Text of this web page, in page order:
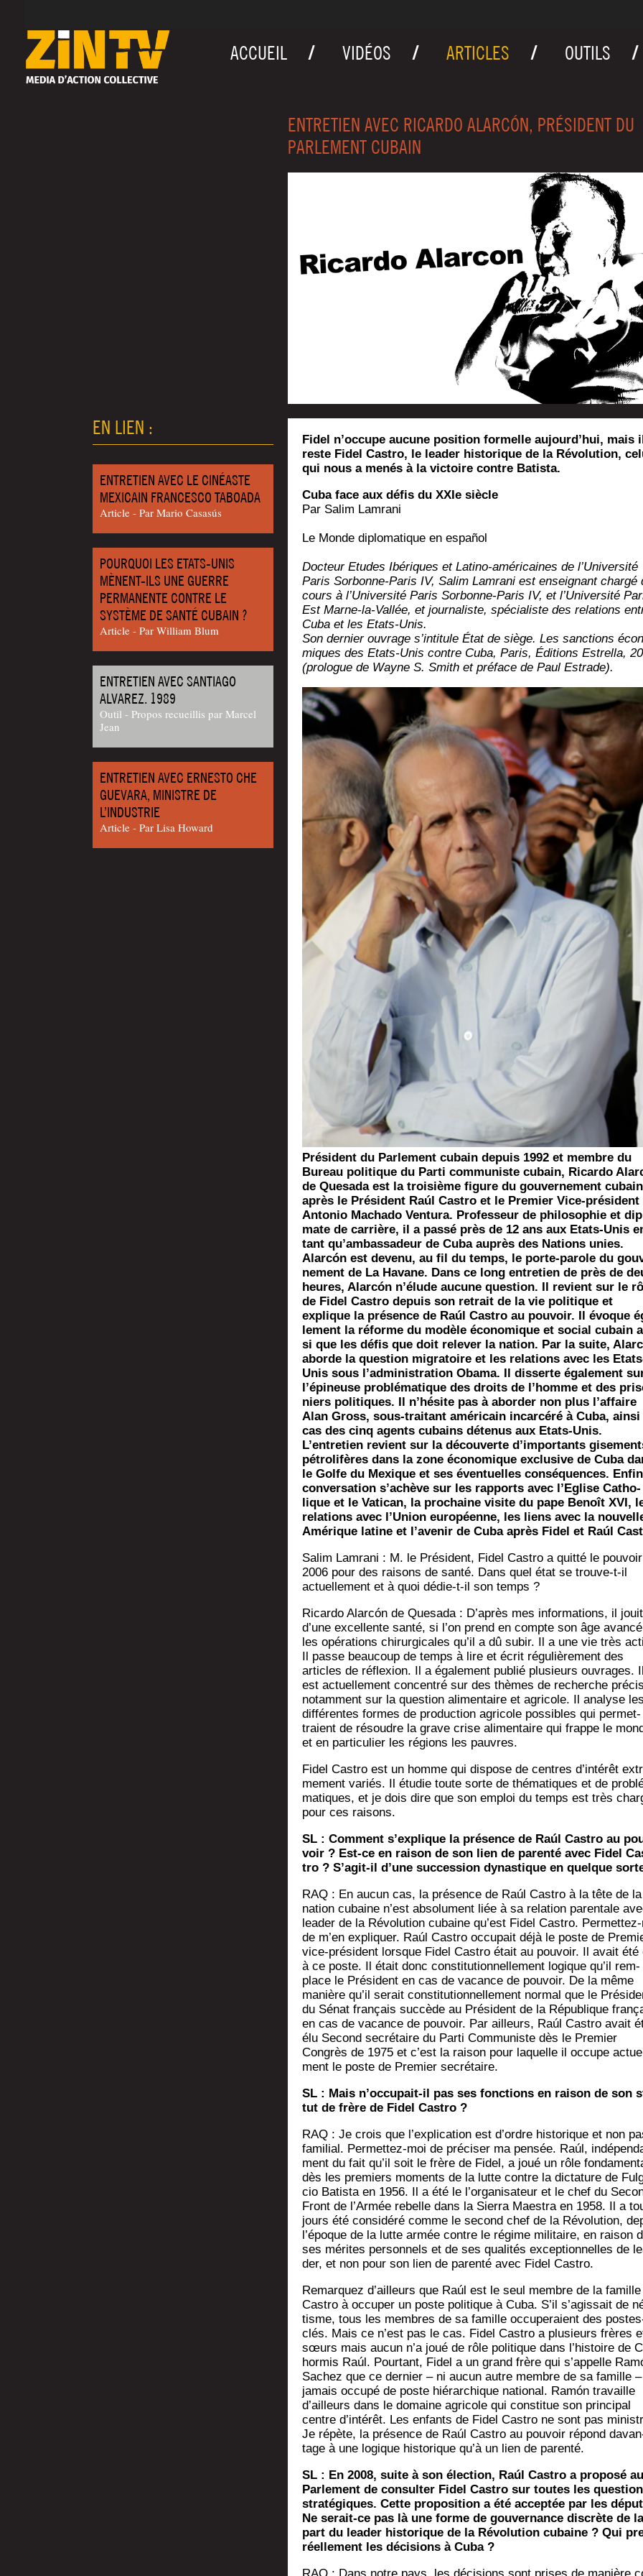
ACCUEIL VIDÉOS ARTICLES OUTILS
ENTRETIEN AVEC RICARDO ALARCÓN, PRÉSIDENT DU
PARLEMENT CUBAIN
EN LIEN :
ENTRETIEN AVEC LE CINÉASTE
MEXICAIN FRANCESCO TABOADA
Article - Par Mario Casasús
POURQUOI LES ETATS-UNIS
MÈNENT-ILS UNE GUERRE
PERMANENTE CONTRE LE
SYSTÈME DE SANTÉ CUBAIN ?
Article - Par William Blum
ENTRETIEN AVEC SANTIAGO
ALVAREZ. 1989
Outil - Propos recueillis par Marcel
Jean
ENTRETIEN AVEC ERNESTO CHE
GUEVARA, MINISTRE DE
L’INDUSTRIE
Article - Par Lisa Howard
Fidel n’occupe aucune position formelle aujourd’hui, mais
reste Fidel Castro, le leader historique de la Révolution,
qui nous a menés à la victoire contre Batista.
Cuba face aux défis du XXIe siècle
Par Salim Lamrani
Le Monde diplo­ma­tique en español
Doc­teur Etudes Ibé­riques et Lati­no-amé­ri­caines de l’Université
Paris Sor­bonne-Paris IV, Salim Lam­ra­ni est ensei­gnant char­gé
cours à l’Université Paris Sor­bonne-Paris IV, et l’Université
Est Marne-la-Val­lée, et jour­na­liste, spé­cia­liste des rela­tions
Cuba et les Etats-Unis.
Son der­nier ouvrage s’intitule État de siège. Les sanc­tions
miques des Etats-Unis contre Cuba, Paris, Édi­tions Estrel­la,
(pro­logue de Wayne S. Smith et pré­face de Paul Estrade).
Pré­sident du Par­le­ment cubain depuis 1992 et membre du
Bureau poli­tique du Par­ti com­mu­niste cubain, Ricar­do
de Que­sa­da est la troi­sième figure du gou­ver­ne­ment
après le Pré­sident Raúl Cas­tro et le Pre­mier Vice-pré­sident
Anto­nio Macha­do Ven­tu­ra. Pro­fes­seur de phi­lo­so­phie et
mate de car­rière, il a pas­sé près de 12 ans aux Etats-Unis
tant qu’ambassadeur de Cuba auprès des Nations unies.
Alarcón est deve­nu, au fil du temps, le porte-parole du
ne­ment de La Havane. Dans ce long entre­tien de près de
heures, Alarcón n’élude aucune ques­tion. Il revient sur le
de Fidel Cas­tro depuis son retrait de la vie poli­tique et
explique la pré­sence de Raúl Cas­tro au pou­voir. Il évoque
le­ment la réforme du modèle éco­no­mique et social cubain
si que les défis que doit rele­ver la nation. Par la suite,
aborde la ques­tion migra­toire et les rela­tions avec les
Unis sous l’administration Oba­ma. Il dis­serte éga­le­ment
l’épineuse pro­blé­ma­tique des droits de l’homme et des
niers poli­tiques. Il n’hésite pas à abor­der non plus l’affaire
Alan Gross, sous-trai­tant amé­ri­cain incar­cé­ré à Cuba, ain­si
cas des cinq agents cubains déte­nus aux Etats-Unis.
L’entretien revient sur la décou­verte d’importants
pétro­li­fères dans la zone éco­no­mique exclu­sive de Cuba
le Golfe du Mexique et ses éven­tuelles consé­quences.
conver­sa­tion s’achève sur les rap­ports avec l’Eglise Catho­
lique et le Vati­can, la pro­chaine visite du pape Benoît XVI,
rela­tions avec l’Union euro­péenne, les liens avec la
Amé­rique latine et l’avenir de Cuba après Fidel et Raúl
Salim Lam­ra­ni : M. le Pré­sident, Fidel Cas­tro a quit­té le
2006 pour des rai­sons de san­té. Dans quel état se trouve-t-il
actuel­le­ment et à quoi dédie-t-il son temps ?
Ricar­do Alarcón de Que­sa­da : D’après mes infor­ma­tions, il jouit
d’une excel­lente san­té, si l’on prend en compte son âge
les opé­ra­tions chi­rur­gi­cales qu’il a dû subir. Il a une vie très
Il passe beau­coup de temps à lire et écrit régu­liè­re­ment des
articles de réflexion. Il a éga­le­ment publié plu­sieurs ouvrages.
est actuel­le­ment concen­tré sur des thèmes de recherche
notam­ment sur la ques­tion ali­men­taire et agri­cole. Il ana­lyse
dif­fé­rentes formes de pro­duc­tion agri­cole pos­sibles qui per­met­
traient de résoudre la grave crise ali­men­taire qui frappe le
et en par­ti­cu­lier les régions les pauvres.
Fidel Cas­tro est un homme qui dis­pose de centres d’intérêt
me­ment variés. Il étu­die toute sorte de thé­ma­tiques et de
ma­tiques, et je dois dire que son emploi du temps est très
pour ces raisons.
SL : Com­ment s’explique la pré­sence de Raúl Cas­tro au
voir ? Est-ce en rai­son de son lien de paren­té avec Fidel
tro ? S’agit-il d’une suc­ces­sion dynas­tique en quelque
RAQ : En aucun cas, la pré­sence de Raúl Cas­tro à la tête de la
nation cubaine n’est abso­lu­ment liée à sa rela­tion paren­tale
lea­der de la Révo­lu­tion cubaine qu’est Fidel Cas­tro.
de m’en expli­quer. Raúl Cas­tro occu­pait déjà le poste de
vice-pré­sident lorsque Fidel Cas­tro était au pou­voir. Il avait été
à ce poste. Il était donc consti­tu­tion­nel­le­ment logique qu’il rem­
place le Pré­sident en cas de vacance de pou­voir. De la même
manière qu’il serait consti­tu­tion­nel­le­ment nor­mal que le
du Sénat fran­çais suc­cède au Pré­sident de la Répu­blique
en cas de vacance de pou­voir. Par ailleurs, Raúl Cas­tro avait
élu Second secré­taire du Par­ti Com­mu­niste dès le Pre­mier
Congrès de 1975 et c’est la rai­son pour laquelle il occupe
ment le poste de Pre­mier secrétaire.
SL : Mais n’occupait-il pas ses fonc­tions en rai­son de son
tut de frère de Fidel Castro ?
RAQ : Je crois que l’explication est d’ordre his­to­rique et non
fami­lial. Per­met­tez-moi de pré­ci­ser ma pen­sée. Raúl,
ment du fait qu’il soit le frère de Fidel, a joué un rôle
dès les pre­miers moments de la lutte contre la dic­ta­ture de
cio Batis­ta en 1956. Il a été le l’organisateur et le chef du
Front de l’Armée rebelle dans la Sier­ra Maes­tra en 1958. Il a
jours été consi­dé­ré comme le second chef de la Révo­lu­tion,
l’époque de la lutte armée contre le régime mili­taire, en rai­son
ses mérites per­son­nels et de ses qua­li­tés excep­tion­nelles de
der, et non pour son lien de paren­té avec Fidel Castro.
Remar­quez d’ailleurs que Raúl est le seul membre de la famille
Cas­tro à occu­per un poste poli­tique à Cuba. S’il s’agissait de
tisme, tous les membres de sa famille occu­pe­raient des
clés. Mais ce n’est pas le cas. Fidel Cas­tro a plu­sieurs frères
sœurs mais aucun n’a joué de rôle poli­tique dans l’histoire de
hor­mis Raúl. Pour­tant, Fidel a un grand frère qui s’appelle
Sachez que ce der­nier – ni aucun autre membre de sa famille –
jamais occu­pé de poste hié­rar­chique natio­nal. Ramón tra­vaille
d’ailleurs dans le domaine agri­cole qui consti­tue son prin­ci­pal
centre d’intérêt. Les enfants de Fidel Cas­tro ne sont pas
Je répète, la pré­sence de Raúl Cas­tro au pou­voir répond
tage à une logique his­to­rique qu’à un lien de parenté.
SL : En 2008, suite à son élec­tion, Raúl Cas­tro a pro­po­sé au
Par­le­ment de consul­ter Fidel Cas­tro sur toutes les
stra­té­giques. Cette pro­po­si­tion a été accep­tée par les
Ne serait-ce pas là une forme de gou­ver­nance dis­crète de la
part du lea­der his­to­rique de la Révo­lu­tion cubaine ? Qui
réel­le­ment les déci­sions à Cuba ?